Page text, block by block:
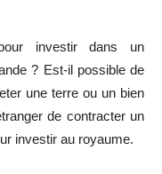
investir dans un
? Est-il possible de
une terre ou un bien
de contracter un
investir au royaume.